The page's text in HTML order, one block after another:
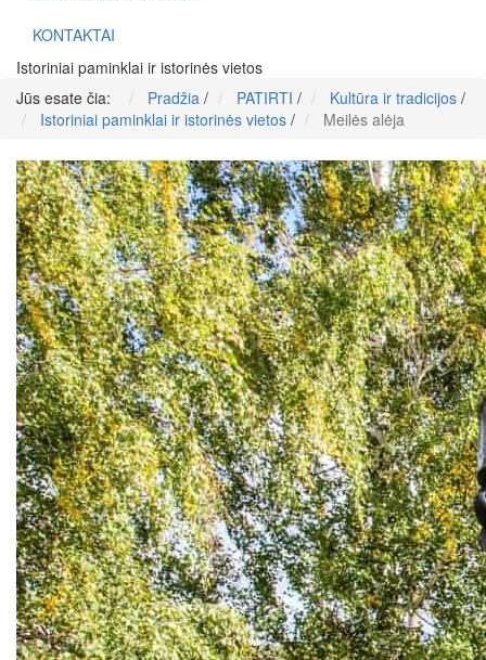
KONTAKTAI
Istoriniai paminklai ir istorinės vietos
Jūs esate čia:
Pradžia / PATIRTI / Kultūra ir tradicijos /
Istoriniai paminklai ir istorinės vietos / Meilės alėja